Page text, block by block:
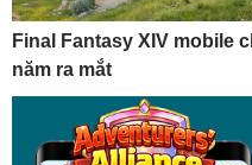
Final Fantasy XIV mobile
năm ra mắt